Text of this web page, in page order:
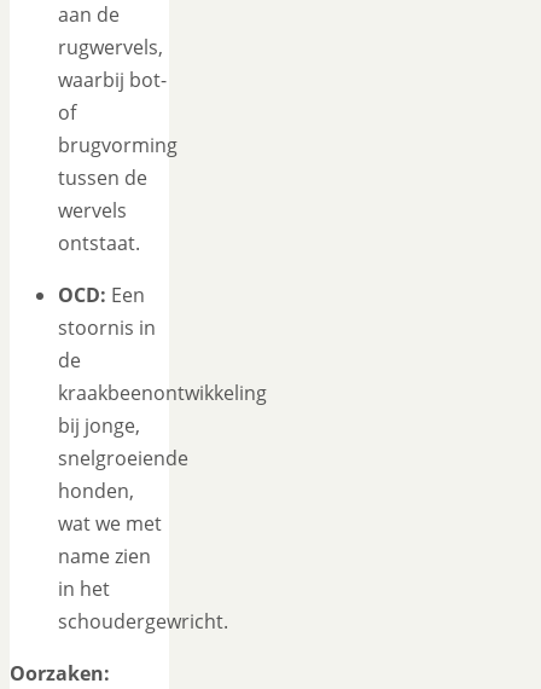
aan de
rugwervels,
waarbij bot-
of
brugvorming
tussen de
wervels
ontstaat.
OCD: Een
stoornis in
de
kraakbeenontwikkeling
bij jonge,
snelgroeiende
honden,
wat we met
name zien
in het
schoudergewricht.
Oorzaken: